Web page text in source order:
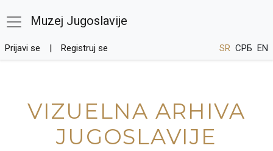
Muzej Jugoslavije
Prijavi se Registruj se SR СРБ EN
VIZUELNA ARHIVA
JUGOSLAVIJE